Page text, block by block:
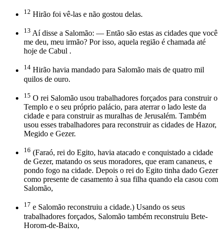
12 Hirão foi vê-las e não gostou delas.
13 Aí disse a Salomão: — Então são estas as cidades que você
me deu, meu irmão? Por isso, aquela região é chamada até
hoje de Cabul .
14 Hirão havia mandado para Salomão mais de quatro mil
quilos de ouro.
15 O rei Salomão usou trabalhadores forçados para construir o
Templo e o seu próprio palácio, para aterrar o lado leste da
cidade e para construir as muralhas de Jerusalém. Também
usou esses trabalhadores para reconstruir as cidades de Hazor,
Megido e Gezer.
16 (Faraó, rei do Egito, havia atacado e conquistado a cidade
de Gezer, matando os seus moradores, que eram cananeus, e
pondo fogo na cidade. Depois o rei do Egito tinha dado Gezer
como presente de casamento à sua filha quando ela casou com
Salomão,
17 e Salomão reconstruiu a cidade.) Usando os seus
trabalhadores forçados, Salomão também reconstruiu Bete-
Horom-de-Baixo,